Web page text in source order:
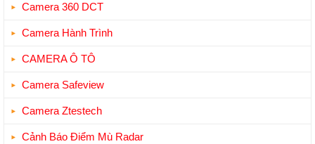
Camera 360 DCT
Camera Hành Trình
CAMERA Ô TÔ
Camera Safeview
Camera Ztestech
Cảnh Báo Điểm Mù Radar